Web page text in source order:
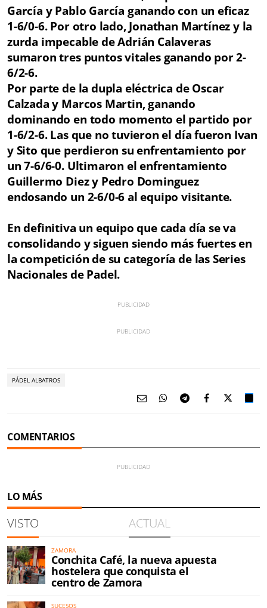
García y Pablo García ganando con un eficaz
1-6/0-6. Por otro lado, Jonathan Martínez y la
zurda impecable de Adrián Calaveras
sumaron tres puntos vitales ganando por 2-
6/2-6.
Por parte de la dupla eléctrica de Oscar
Calzada y Marcos Martin, ganando
dominando en todo momento el partido por
1-6/2-6. Las que no tuvieron el día fueron Ivan
y Sito que perdieron su enfrentamiento por
un 7-6/6-0. Ultimaron el enfrentamiento
Guillermo Diez y Pedro Dominguez
endosando un 2-6/0-6 al equipo visitante.
En definitiva un equipo que cada día se va
consolidando y siguen siendo más fuertes en
la competición de su categoría de las Series
Nacionales de Padel.
PÁDEL ALBATROS
COMENTARIOS
LO MÁS
VISTO ACTUAL
ZAMORA
Conchita Café, la nueva apuesta
hostelera que conquista el
centro de Zamora
SUCESOS